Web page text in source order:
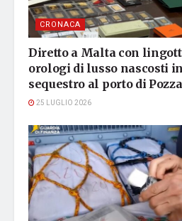
CRONACA
Diretto a Malta con
orologi di lusso nascosti
sequestro al porto di
25 LUGLIO 2026